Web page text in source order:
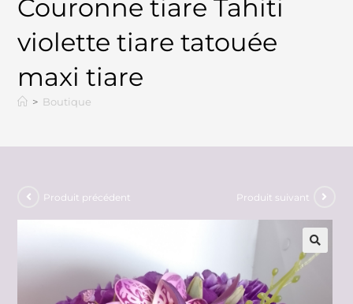
Couronne tiare Tahiti
violette tiare tatouée
maxi tiare
> Boutique
Produit précédent Produit suivant